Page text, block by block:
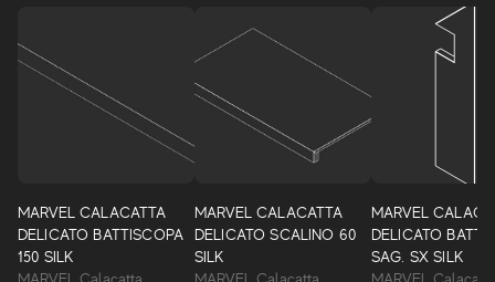
MARVEL CALACATTA
DELICATO BATTISCOPA
150 SILK
MARVEL CALACATTA
DELICATO SCALINO 60
SILK
MARVEL
DELICATO
SAG. SX SILK
Marvel Shine
effet marbre Atlas Concorde avec de nouvelles
inspirations : quatre précieux marbres blancs sélectionnés
directement dans la tradition monumentale italienne et